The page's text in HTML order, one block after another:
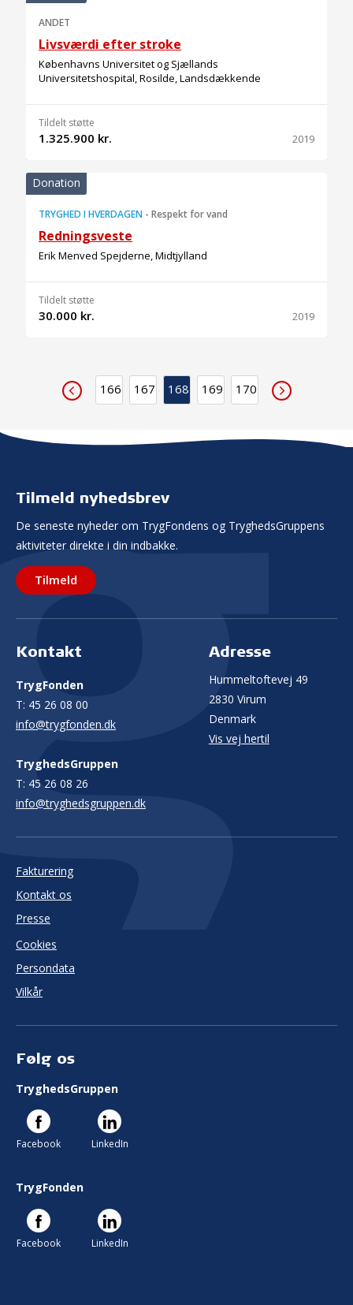
ANDET
Livsværdi efter stroke
Københavns Universitet og Sjællands
Universitetshospital, Rosilde, Landsdækkende
Tildelt støtte
1.325.900 kr. 2019
Donation
TRYGHED I HVERDAGEN - Respekt for vand
Redningsveste
Erik Menved Spejderne, Midtjylland
Tildelt støtte
30.000 kr. 2019
166 167 168 169 170
Tilmeld nyhedsbrev
De seneste nyheder om TrygFondens og TryghedsGruppens
aktiviteter direkte i din indbakke.
Tilmeld
Kontakt
TrygFonden
T: 45 26 08 00
info@trygfonden.dk
TryghedsGruppen
T: 45 26 08 26
info@tryghedsgruppen.dk
Adresse
Hummeltoftevej 49
2830 Virum
Denmark
Vis vej hertil
Fakturering
Kontakt os
Presse
Cookies
Persondata
Vilkår
Følg os
TryghedsGruppen
Facebook LinkedIn
TrygFonden
Facebook LinkedIn